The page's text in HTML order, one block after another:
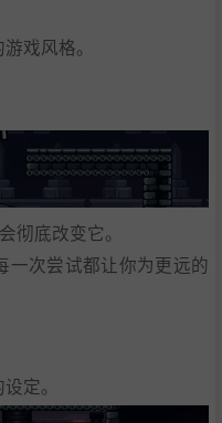
戏风格。
底改变它。
一次尝试都让你为更远的
定。